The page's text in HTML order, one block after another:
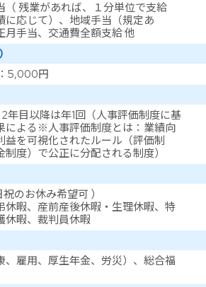
（ 残業があれば、１分単位で支給
に応じて）、地域手当（規定あ
月手当、交通費全額支給 他
5,000円
年目以降は年1回（人事評価制度に基
による※人事評価制度とは：業績向
益を可視化されたルール（評価制
度）で公正に分配される制度）
のお休み希望可 ）
休暇、産前産後休暇・生理休暇、特
休暇、裁判員休暇
、雇用、厚生年金、労災）、総合福